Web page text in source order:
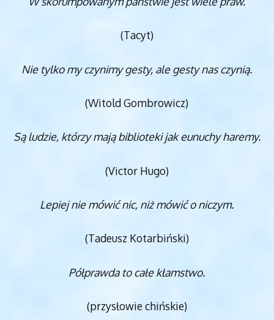
(Tacyt)
Nie tylko my czynimy gesty, ale gesty nas czynią.
(Witold Gombrowicz)
Są ludzie, którzy mają biblioteki jak eunuchy haremy.
(Victor Hugo)
Lepiej nie mówić nic, niż mówić o niczym.
(Tadeusz Kotarbiński)
Półprawda to całe kłamstwo.
(przysłowie chińskie)